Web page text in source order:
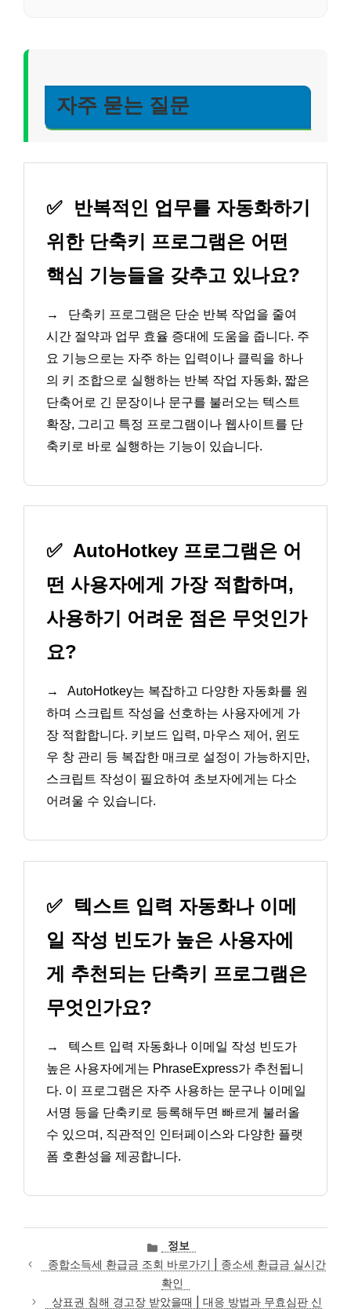
자주 묻는 질문
✅
반복적인 업무를 자동화하기
위한 단축키 프로그램은 어떤
핵심 기능들을 갖추고 있나요?
→
단축키 프로그램은 단순 반복 작업을 줄여
시간 절약과 업무 효율 증대에 도움을 줍니다. 주
요 기능으로는 자주 하는 입력이나 클릭을 하나
의 키 조합으로 실행하는 반복 작업 자동화, 짧은
단축어로 긴 문장이나 문구를 불러오는 텍스트
확장, 그리고 특정 프로그램이나 웹사이트를 단
축키로 바로 실행하는 기능이 있습니다.
✅ AutoHotkey 프로그램은 어
떤 사용자에게 가장 적합하며,
사용하기 어려운 점은 무엇인가
요?
→
AutoHotkey는 복잡하고 다양한 자동화를 원
하며 스크립트 작성을 선호하는 사용자에게 가
장 적합합니다. 키보드 입력, 마우스 제어, 윈도
우 창 관리 등 복잡한 매크로 설정이 가능하지만,
스크립트 작성이 필요하여 초보자에게는 다소
어려울 수 있습니다.
✅
텍스트 입력 자동화나 이메
일 작성 빈도가 높은 사용자에
게 추천되는 단축키 프로그램은
무엇인가요?
→
텍스트 입력 자동화나 이메일 작성 빈도가
높은 사용자에게는 PhraseExpress가 추천됩니
다. 이 프로그램은 자주 사용하는 문구나 이메일
서명 등을 단축키로 등록해두면 빠르게 불러올
수 있으며, 직관적인 인터페이스와 다양한 플랫
폼 호환성을 제공합니다.
카
테
고
리
정보
종합소득세 환급금 조회 바로가기 | 종소세 환급금 실시간
확인
상표권 침해 경고장 받았을때 | 대응 방법과 무효심판 신